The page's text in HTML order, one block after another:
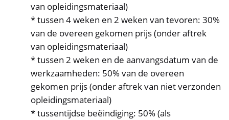
van opleidingsmateriaal)
* tussen 4 weken en 2 weken van tevoren: 30%
van de overeen gekomen prijs (onder aftrek
van opleidingsmateriaal)
* tussen 2 weken en de aanvangsdatum van de
werkzaamheden: 50% van de overeen
gekomen prijs (onder aftrek van niet verzonden
opleidingsmateriaal)
* tussentijdse beëindiging: 50% (als